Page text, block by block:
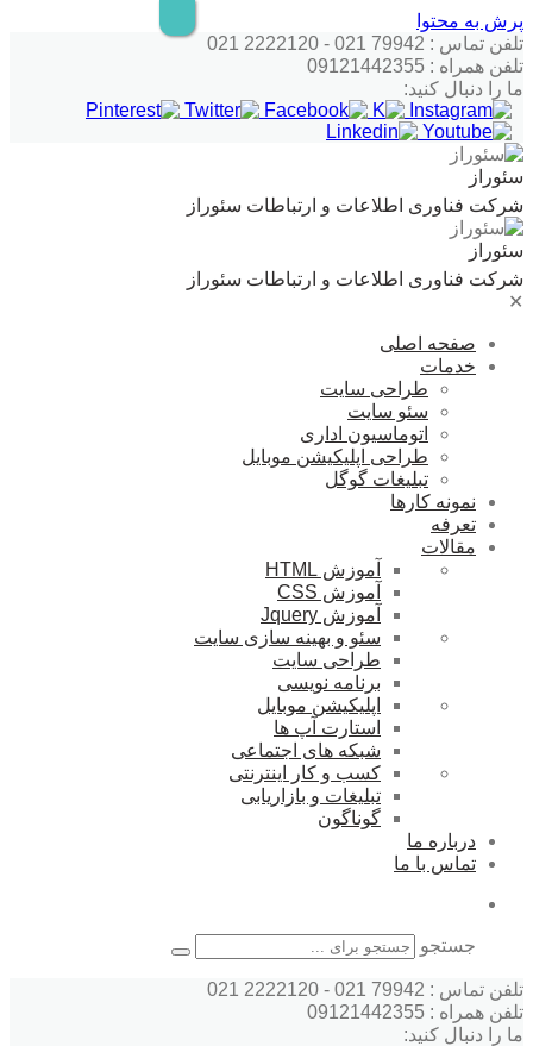
پرش به محتوا
تلفن تماس : 79942 021 - 2222120 021
تلفن همراه : 09121442355
ما را دنبال کنید:
سئوراز
شرکت فناوری اطلاعات و ارتباطات سئوراز
سئوراز
شرکت فناوری اطلاعات و ارتباطات سئوراز
✕
صفحه اصلی
خدمات
طراحی سایت
سئو سایت
اتوماسیون اداری
طراحی اپلیکیشن موبایل
تبلیغات گوگل
نمونه کارها
تعرفه
مقالات
آموزش HTML
آموزش CSS
آموزش Jquery
سئو و بهینه سازی سایت
طراحی سایت
برنامه نویسی
اپلیکیشن موبایل
استارت آپ ها
شبکه های اجتماعی
کسب و کار اینترنتی
تبلیغات و بازاریابی
گوناگون
درباره ما
تماس با ما
جستجو
تلفن تماس : 79942 021 - 2222120 021
تلفن همراه : 09121442355
ما را دنبال کنید: